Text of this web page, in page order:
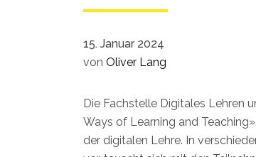
15. Januar 2024
von Oliver Lang
Die Fachstelle Digitales Lehren
Ways of Learning and
der digitalen Lehre. In